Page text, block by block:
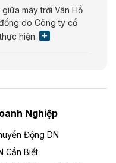
mây trời Vân Hồ
do Công ty cổ
hiện.
Bắc Giang do
Bắc Giang làm
Nghiệp
Động DN
Cần Biết